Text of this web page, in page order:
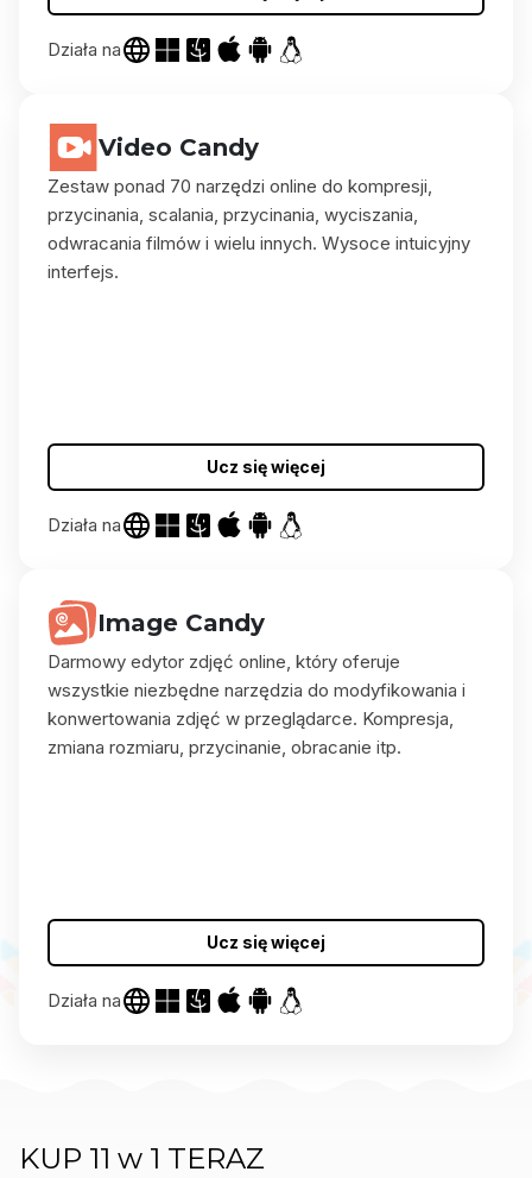
Działa na
Video Candy
Zestaw ponad 70 narzędzi online do kompresji,
przycinania, scalania, przycinania, wyciszania,
odwracania filmów i wielu innych. Wysoce intuicyjny
interfejs.
Ucz się więcej
Działa na
Image Candy
Darmowy edytor zdjęć online, który oferuje
wszystkie niezbędne narzędzia do modyfikowania i
konwertowania zdjęć w przeglądarce. Kompresja,
zmiana rozmiaru, przycinanie, obracanie itp.
Ucz się więcej
Działa na
KUP 11 w 1 TERAZ